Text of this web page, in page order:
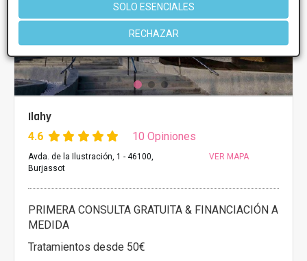
SOLO ESENCIALES
RECHAZAR
Ilahy
4.6 10 Opiniones
Avda. de la Ilustración, 1 - 46100,
Burjassot
VER MAPA
PRIMERA CONSULTA GRATUITA & FINANCIACIÓN A
MEDIDA
Tratamientos desde 50€